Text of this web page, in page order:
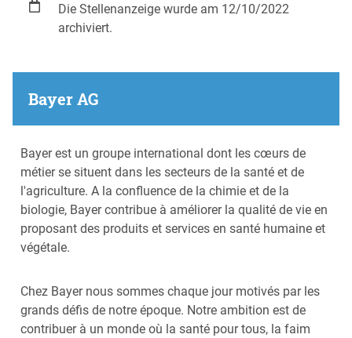
Die Stellenanzeige wurde am 12/10/2022
archiviert.
Bayer AG
Bayer est un groupe international dont les cœurs de
métier se situent dans les secteurs de la santé et de
l'agriculture. A la confluence de la chimie et de la
biologie, Bayer contribue à améliorer la qualité de vie en
proposant des produits et services en santé humaine et
végétale.
Chez Bayer nous sommes chaque jour motivés par les
grands défis de notre époque. Notre ambition est de
contribuer à un monde où la santé pour tous, la faim